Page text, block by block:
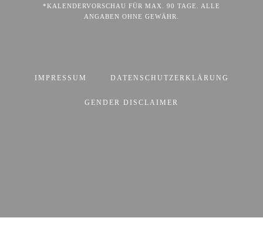
*KALENDERVORSCHAU FÜR MAX. 90 TAGE. ALLE
ANGABEN OHNE GEWÄHR.
IMPRESSUM DATENSCHUTZERKLÄRUNG
GENDER DISCLAIMER